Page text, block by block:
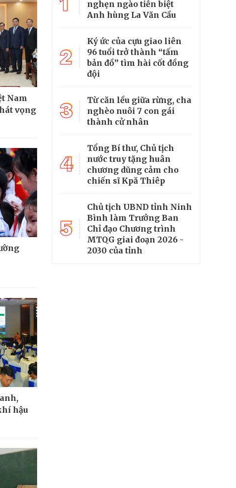
Nam
vọng
hậu
nghẹn ngào tiễn biệt
Anh hùng La Văn Cầu
2
Ký ức của cựu giao liên
96 tuổi trở thành “tấm
bản đồ” tìm hài cốt đồng
đội
3
Từ căn lều giữa rừng, cha
nghèo nuôi 7 con gái
thành cử nhân
4
Tổng Bí thư, Chủ tịch
nước truy tặng huân
chương dũng cảm cho
chiến sĩ Kpă Thiêp
5
Chủ tịch UBND tỉnh Ninh
Bình làm Trưởng Ban
Chỉ đạo Chương trình
MTQG giai đoạn 2026 -
2030 của tỉnh